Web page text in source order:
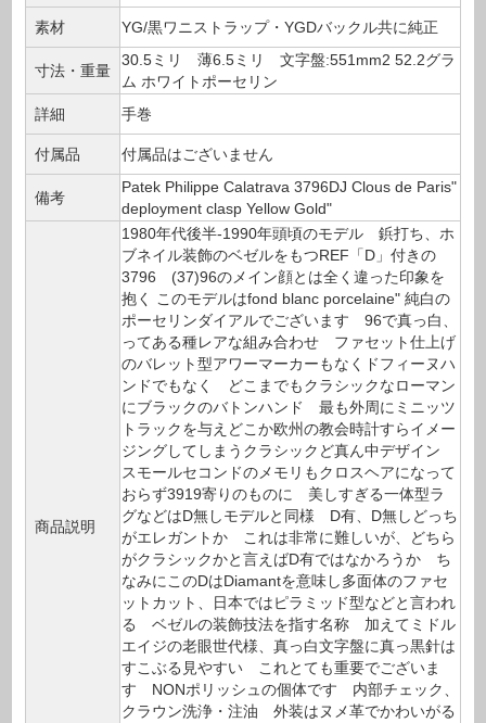
素材 YG/黒ワニストラップ・YGDバックル共に純正
寸法・重量
30.5ミリ 薄6.5ミリ 文字盤:551mm2 52.2グラ
ム ホワイトポーセリン
詳細
手巻
付属品 付属品はございません
備考
Patek Philippe Calatrava 3796DJ Clous de Paris"
deployment clasp Yellow Gold"
商品説明
1980年代後半-1990年頭頃のモデル 鋲打ち、ホ
ブネイル装飾のベゼルをもつREF「D」付きの
3796 (37)96のメイン顔とは全く違った印象を
抱く このモデルはfond blanc porcelaine" 純白の
ポーセリンダイアルでございます 96で真っ白、
ってある種レアな組み合わせ ファセット仕上げ
のバレット型アワーマーカーもなくドフィーヌハ
ンドでもなく どこまでもクラシックなローマン
にブラックのバトンハンド 最も外周にミニッツ
トラックを与えどこか欧州の教会時計すらイメー
ジングしてしまうクラシックど真ん中デザイン
スモールセコンドのメモリもクロスヘアになって
おらず3919寄りのものに 美しすぎる一体型ラ
グなどはD無しモデルと同様 D有、D無しどっち
がエレガントか これは非常に難しいが、どちら
がクラシックかと言えばD有ではなかろうか ち
なみにこのDはDiamantを意味し多面体のファセ
ットカット、日本ではピラミッド型などと言われ
る ベゼルの装飾技法を指す名称 加えてミドル
エイジの老眼世代様、真っ白文字盤に真っ黒針は
すこぶる見やすい これとても重要でございま
す NONポリッシュの個体です 内部チェック、
クラウン洗浄・注油 外装はヌメ革でかわいがる